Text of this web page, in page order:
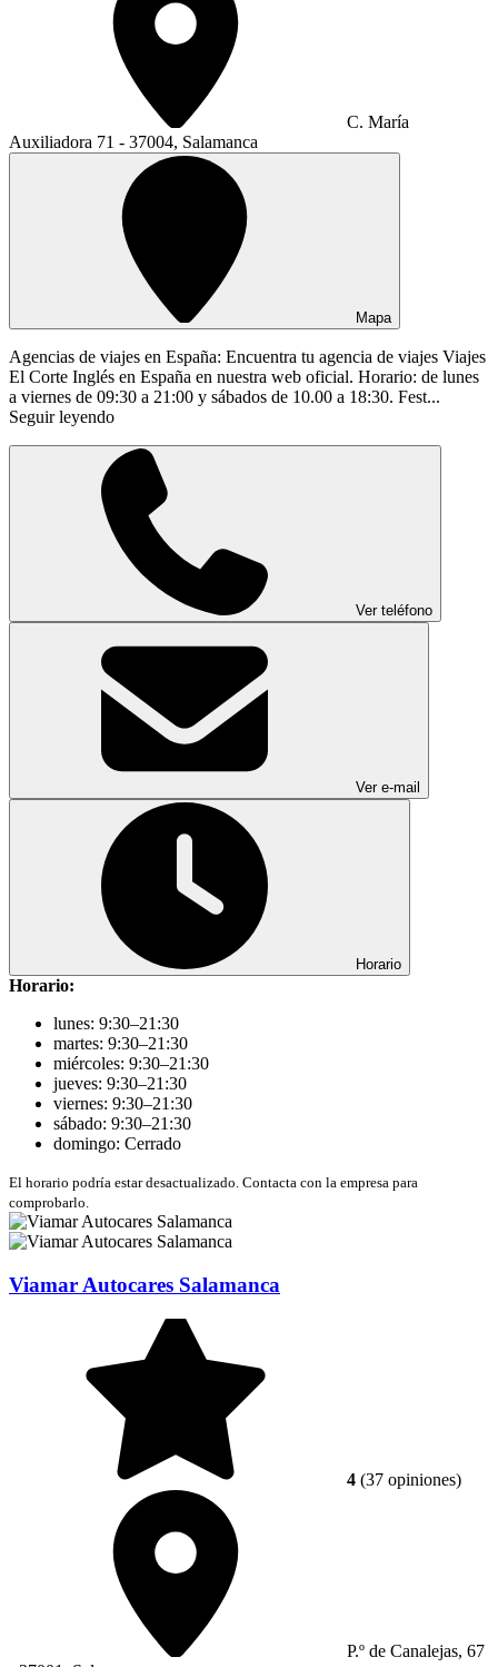
C. María
Auxiliadora 71 - 37004, Salamanca
Mapa
Agencias de viajes en España: Encuentra tu agencia de viajes Viajes
El Corte Inglés en España en nuestra web oficial. Horario: de lunes
a viernes de 09:30 a 21:00 y sábados de 10.00 a 18:30. Fest...
Seguir leyendo
Ver teléfono
Ver e-mail
Horario
Horario:
lunes: 9:30–21:30
martes: 9:30–21:30
miércoles: 9:30–21:30
jueves: 9:30–21:30
viernes: 9:30–21:30
sábado: 9:30–21:30
domingo: Cerrado
El horario podría estar desactualizado. Contacta con la empresa para
comprobarlo.
Viamar Autocares Salamanca
4 (37 opiniones)
P.º de Canalejas, 67